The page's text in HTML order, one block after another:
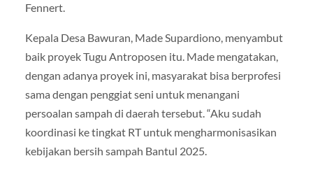
Fennert.
Kepala Desa Bawuran, Made Supardiono, menyambut
baik proyek Tugu Antroposen itu. Made mengatakan,
dengan adanya proyek ini, masyarakat bisa berprofesi
sama dengan penggiat seni untuk menangani
persoalan sampah di daerah tersebut. “Aku sudah
koordinasi ke tingkat RT untuk mengharmonisasikan
kebijakan bersih sampah Bantul 2025.